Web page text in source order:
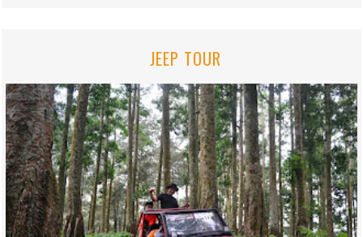
JEEP TOUR